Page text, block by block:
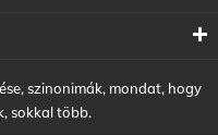
szinonimák, mondat, hogy
sokkal több.